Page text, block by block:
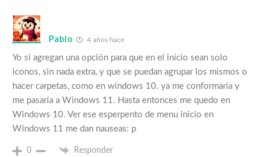
Pablo 4 años hace
Yo si agregan una opción para que en el inicio sean solo
iconos, sin nada extra, y que se puedan agrupar los mismos o
hacer carpetas, como en windows 10. ya me conformaría y
me pasaría a Windows 11. Hasta entonces me quedo en
Windows 10. Ver ese esperpento de menu inicio en
Windows 11 me dan nauseas: p
0 Responder